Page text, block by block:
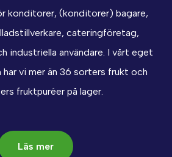
konditorer, (konditorer) bagare,
cateringföretag,
industriella användare. I vårt eget
har vi mer än 36 sorters frukt och
fruktpuréer på lager.
Läs mer